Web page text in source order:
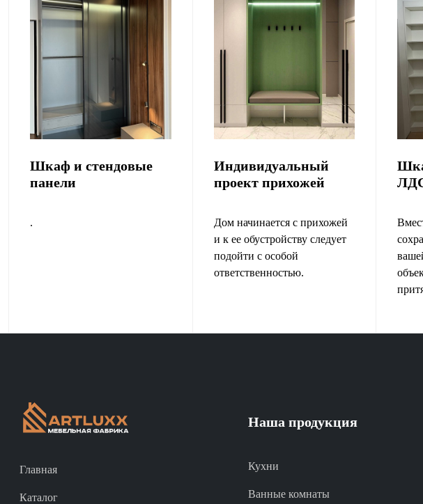
Шкаф и стендовые
панели
.
Индивидуальный
проект прихожей
Дом начинается с прихожей
и к ее обустройству следует
подойти с особой
ответственностью.
Главная
Каталог
Наша продукция
Кухни
Ванные комнаты